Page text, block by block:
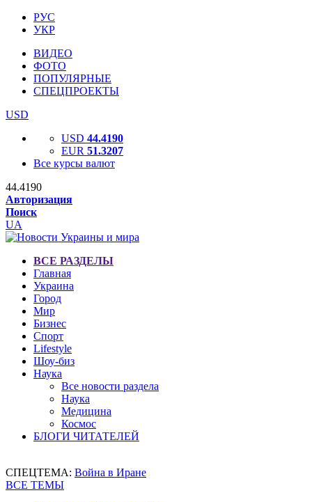
РУС
УКР
ВИДЕО
ФОТО
ПОПУЛЯРНЫЕ
СПЕЦПРОЕКТЫ
USD
USD 44.4190
EUR 51.3207
Все курсы валют
44.4190
Авторизация
Поиск
UA
ВСЕ РАЗДЕЛЫ
Главная
Украина
Город
Мир
Бизнес
Спорт
Lifestyle
Шоу-биз
Наука
Все новости раздела
Наука
Медицина
Космос
БЛОГИ ЧИТАТЕЛЕЙ
СПЕЦТЕМА: Война в Иране
ВСЕ ТЕМЫ